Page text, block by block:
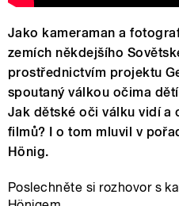
Jako kameraman a
zemích někdejšího
prostřednictvím projektu
spoutaný válkou očima
Jak dětské oči válku vidí a
filmů? I o tom mluvil v
Hönig.
Poslechněte si rozhovor s